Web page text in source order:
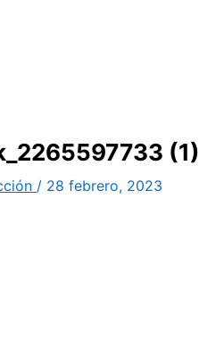
(1)
/ 28 febrero, 2023